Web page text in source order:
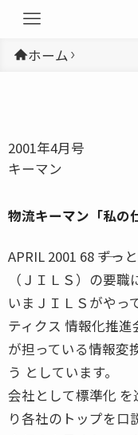
ホーム
2001年4月号
キーマン
物流キーマン「私の
APRIL 2001 68 ――ず
（ＪＩＬＳ）の要職
いまＪＩＬＳがやっ
ティクス 情報化推
が担っている情報変
う としています。
会社として標準化
り各社のトップを口